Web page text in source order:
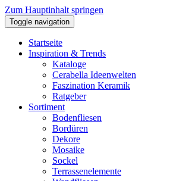
Zum Hauptinhalt springen
Toggle navigation
Startseite
Inspiration & Trends
Kataloge
Cerabella Ideenwelten
Faszination Keramik
Ratgeber
Sortiment
Bodenfliesen
Bordüren
Dekore
Mosaike
Sockel
Terrassenelemente